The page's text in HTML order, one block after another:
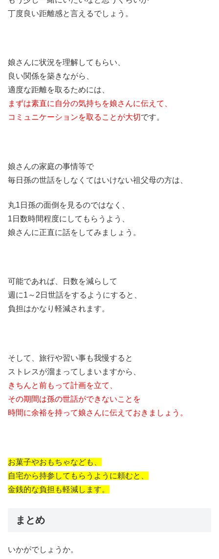
丁度良い距離感と言えるでしょう。
娘さんに状況を理解してもらい、
良い関係を築きながら、
適度な距離を取るためには、
まずは素直に自分の気持ちを娘さんに伝えて、
コミュニケーションを取ることが大切です。
娘さんの家庭の事情等で
毎日孫の世話をしなくてはいけない祖父母の方は、
丸1日孫の面倒を見るのではなく、
1日数時間程度にしてもらうよう、
娘さんに正直に話をしてみましょう。
可能であれば、日数を減らして
週に1～2日世話をするようにすると、
負担はかなり軽減されます。
そして、旅行や習い事も我慢すると
ストレスが溜まってしまいますから、
きちんと前もって計画を立て、
その期間は孫の世話ができないことを
時間に余裕を持って娘さんに伝えておきましょう。
お菓子やおもちゃなども、
自宅から持参してもらうように頼むと、
金銭的な負担も軽減します。
まとめ
いかがでしょうか。